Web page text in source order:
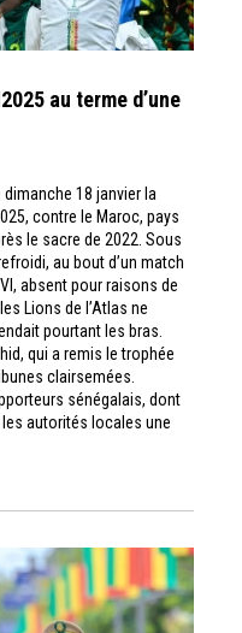
au terme d’une
18 janvier la
contre le Maroc, pays
le sacre de 2022. Sous
au bout d’un match
absent pour raisons de
Lions de l’Atlas ne
pourtant les bras.
qui a remis le trophée
clairsemées.
sénégalais, dont
autorités locales une